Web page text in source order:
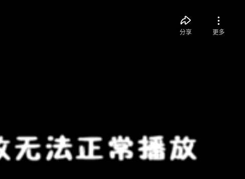
分享 更多